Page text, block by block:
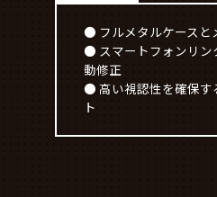
● フルメタルケースと
● スマートフォンリン
動修正
● 高い視認性を確保す
ト